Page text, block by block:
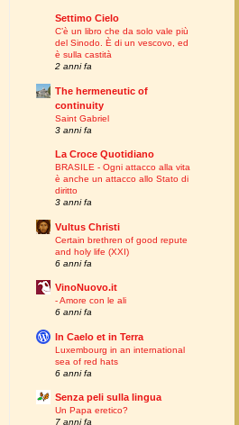
Settimo Cielo
C’è un libro che da solo vale più
del Sinodo. È di un vescovo, ed
è sulla castità
2 anni fa
The hermeneutic of
continuity
Saint Gabriel
3 anni fa
La Croce Quotidiano
BRASILE - Ogni attacco alla vita
è anche un attacco allo Stato di
diritto
3 anni fa
Vultus Christi
Certain brethren of good repute
and holy life (XXI)
6 anni fa
VinoNuovo.it
- Amore con le ali
6 anni fa
In Caelo et in Terra
Luxembourg in an international
sea of red hats
6 anni fa
Senza peli sulla lingua
Un Papa eretico?
7 anni fa